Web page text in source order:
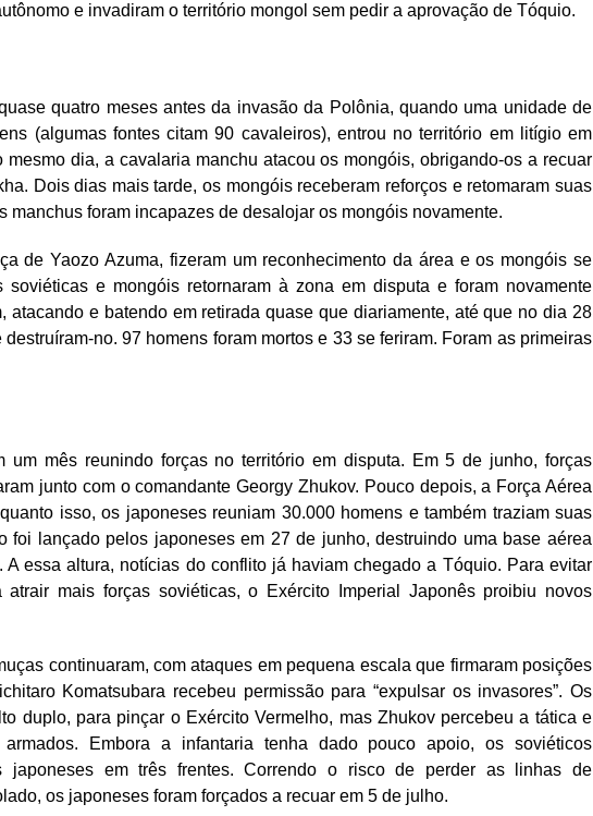
e invadiram o território mongol sem pedir a aprovação de Tóquio.
quatro meses antes da invasão da Polônia, quando uma unidade de
(algumas fontes citam 90 cavaleiros), entrou no território em litígio em
dia, a cavalaria manchu atacou os mongóis, obrigando-os a recuar
Dois dias mais tarde, os mongóis receberam reforços e retomaram suas
manchus foram incapazes de desalojar os mongóis novamente.
de Yaozo Azuma, fizeram um reconhecimento da área e os mongóis se
soviéticas e mongóis retornaram à zona em disputa e foram novamente
atacando e batendo em retirada quase que diariamente, até que no dia 28
no. 97 homens foram mortos e 33 se feriram. Foram as primeiras
um mês reunindo forças no território em disputa. Em 5 de junho, forças
junto com o comandante Georgy Zhukov. Pouco depois, a Força Aérea
isso, os japoneses reuniam 30.000 homens e também traziam suas
foi lançado pelos japoneses em 27 de junho, destruindo uma base aérea
essa altura, notícias do conflito já haviam chegado a Tóquio. Para evitar
mais forças soviéticas, o Exército Imperial Japonês proibiu novos
continuaram, com ataques em pequena escala que firmaram posições
Komatsubara recebeu permissão para “expulsar os invasores”. Os
duplo, para pinçar o Exército Vermelho, mas Zhukov percebeu a tática e
Embora a infantaria tenha dado pouco apoio, os soviéticos
japoneses em três frentes. Correndo o risco de perder as linhas de
os japoneses foram forçados a recuar em 5 de julho.